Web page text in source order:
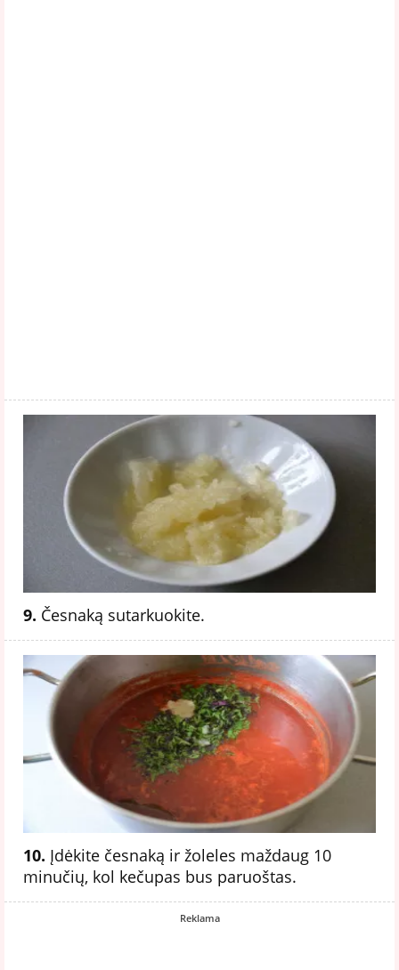
9. Česnaką sutarkuokite.
10. Įdėkite česnaką ir žoleles maždaug 10
minučių, kol kečupas bus paruoštas.
Reklama